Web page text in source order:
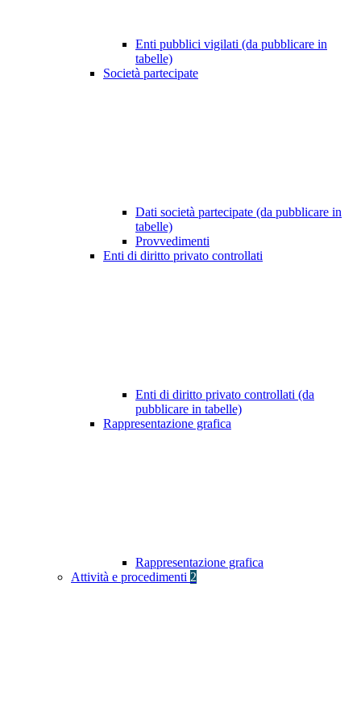
Enti pubblici vigilati (da pubblicare in
tabelle)
Società partecipate
Dati società partecipate (da pubblicare in
tabelle)
Provvedimenti
Enti di diritto privato controllati
Enti di diritto privato controllati (da
pubblicare in tabelle)
Rappresentazione grafica
Rappresentazione grafica
Attività e procedimenti 2